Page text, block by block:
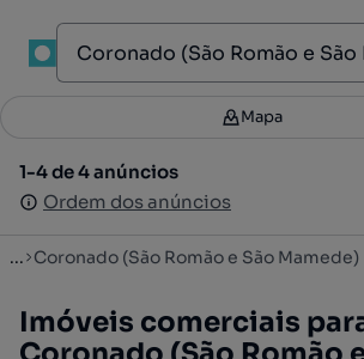
Filtros 3
1-4 de 4 anúncios
Ordem dos anúncios
Mapa
1-4 de 4 anúncios
Ordem dos anúncios
... Coronado (São Romão e São Mamede)
Imóveis comerciais